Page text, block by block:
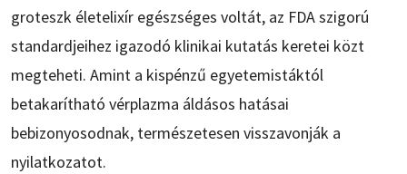
groteszk életelixír egészséges voltát, az FDA szigorú
standardjeihez igazodó klinikai kutatás keretei közt
megteheti. Amint a kispénzű egyetemistáktól
betakarítható vérplazma áldásos hatásai
bebizonyosodnak, természetesen visszavonják a
nyilatkozatot.